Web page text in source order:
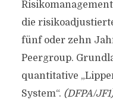
die
fünf oder zehn
Peergroup.
quantitative
System“. (DFPA/